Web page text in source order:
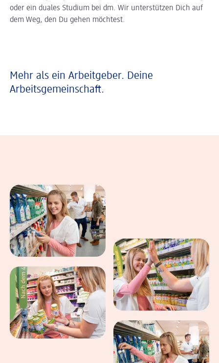
oder ein duales Studium bei dm. Wir unterstützen Dich auf
dem Weg, den Du gehen möchtest.
Mehr als ein Arbeitgeber. Deine
Arbeitsgemeinschaft.
Eindrücke aus dem Arbeitsalltag